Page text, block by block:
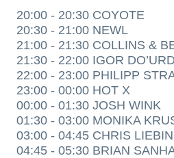
20:00 - 20:30 COYOTE
20:30 - 21:00 NEWL
21:00 - 21:30 COLLINS &
21:30 - 22:00 IGOR
22:00 - 23:00 PHILIPP
23:00 - 00:00 HOT X
00:00 - 01:30 JOSH WINK
01:30 - 03:00 MONIKA
03:00 - 04:45 CHRIS
04:45 - 05:30 BRIAN